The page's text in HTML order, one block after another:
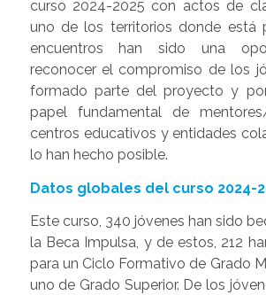
curso 2024-2025 con actos de
uno de los territorios donde está
encuentros han sido una
reconocer el compromiso de los
formado parte del proyecto y
papel fundamental de
centros educativos y entidades
lo han hecho posible.
Datos globales del curso 2024-
Este curso, 340 jóvenes han sido
la Beca Impulsa, y de estos, 212
para un Ciclo Formativo de Grado
uno de Grado Superior. De los